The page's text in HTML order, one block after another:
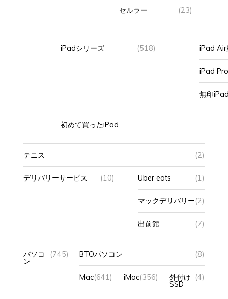
セルラー (23)
iPadシリーズ (518) iPad Air
iPad Pro
無印
初めて買ったiPad
テニス (2)
デリバリーサービス (10) Uber eats (1)
マックデリバリー (2)
出前館 (7)
パソコ
ン
(745) BTOパソコン (8)
Mac (641) iMac (356) 外付け
SSD
(4)